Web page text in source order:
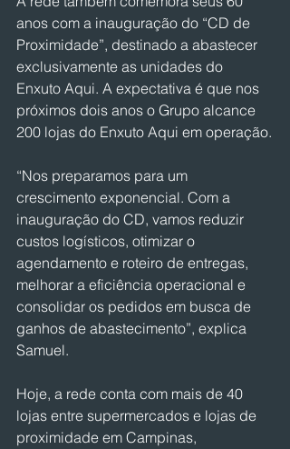
anos com a inauguração do “CD de
Proximidade”, destinado a abastecer
exclusivamente as unidades do
Enxuto Aqui. A expectativa é que nos
próximos dois anos o Grupo alcance
200 lojas do Enxuto Aqui em operação.
“Nos preparamos para um
crescimento exponencial. Com a
inauguração do CD, vamos reduzir
custos logísticos, otimizar o
agendamento e roteiro de entregas,
melhorar a eficiência operacional e
consolidar os pedidos em busca de
ganhos de abastecimento”, explica
Samuel.
Hoje, a rede conta com mais de 40
lojas entre supermercados e lojas de
proximidade em Campinas,